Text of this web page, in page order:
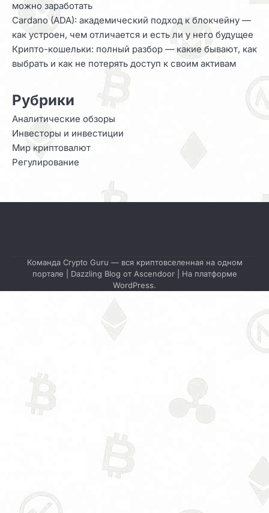
можно заработать
Cardano (ADA): академический подход к блокчейну —
как устроен, чем отличается и есть ли у него будущее
Крипто-кошельки: полный разбор — какие бывают, как
выбрать и как не потерять доступ к своим активам
Рубрики
Аналитические обзоры
Инвесторы и инвестиции
Мир криптовалют
Регулирование
Команда Crypto Guru — вся криптовселенная на одном
портале | Dazzling Blog от Ascendoor| На платформе
WordPress.